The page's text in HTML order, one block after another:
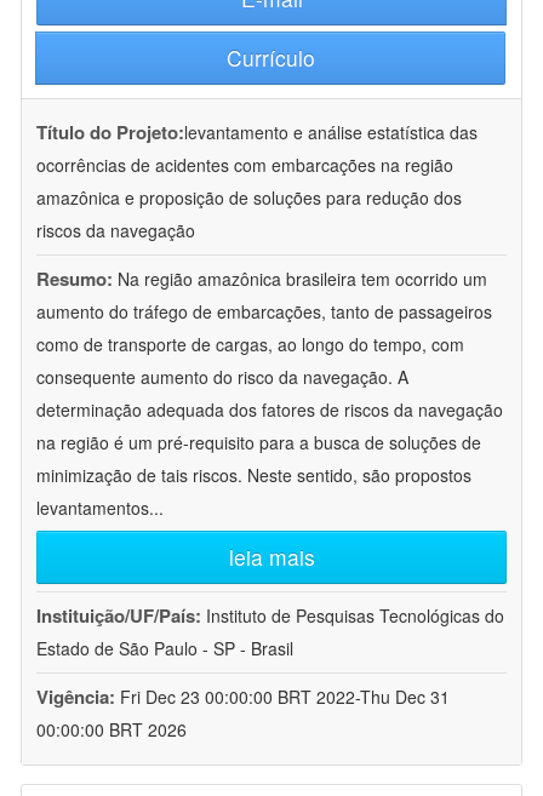
Currículo
Título do Projeto:levantamento e análise estatística das
ocorrências de acidentes com embarcações na região
amazônica e proposição de soluções para redução dos
riscos da navegação
Resumo: Na região amazônica brasileira tem ocorrido um
aumento do tráfego de embarcações, tanto de passageiros
como de transporte de cargas, ao longo do tempo, com
consequente aumento do risco da navegação. A
determinação adequada dos fatores de riscos da navegação
na região é um pré-requisito para a busca de soluções de
minimização de tais riscos. Neste sentido, são propostos
levantamentos...
leia mais
Instituição/UF/País: Instituto de Pesquisas Tecnológicas do
Estado de São Paulo - SP - Brasil
Vigência: Fri Dec 23 00:00:00 BRT 2022-Thu Dec 31
00:00:00 BRT 2026